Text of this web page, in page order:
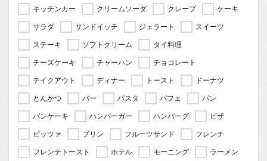
キッチンカー
クリームソーダ クレープ
ケーキ
サラダ
サンドイッチ ジェラート
スイーツ
ステーキ
ソフトクリーム
タイ料理
チーズケーキ
チャーハン
チョコレート
テイクアウト
ディナー トースト
ドーナツ
とんかつ
バー パスタ パフェ
パン
パンケーキ
ハンバーガー ハンバーグ
ピザ
ピッツァ
プリン フルーツサンド
フレンチ
フレンチトースト
ホテル モーニング
ラーメン